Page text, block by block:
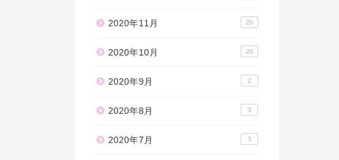
2020年11月 20
2020年10月 20
2020年9月 2
2020年8月 3
2020年7月 3